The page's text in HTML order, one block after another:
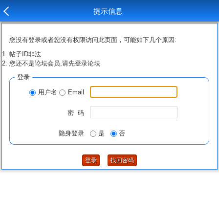
提示信息
您没有登录或者您没有权限访问此页面，可能如下几个原因:
帖子ID非法
您还不是论坛会员,请先登录论坛
登录
用户名 Email
密 码
隐身登录 是 否